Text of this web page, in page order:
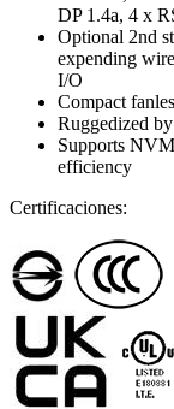
DP 1.4a, 4 x
Optional 2nd
expending
I/O
Compact
Ruggedized
Supports
efficiency
Certificaciones: